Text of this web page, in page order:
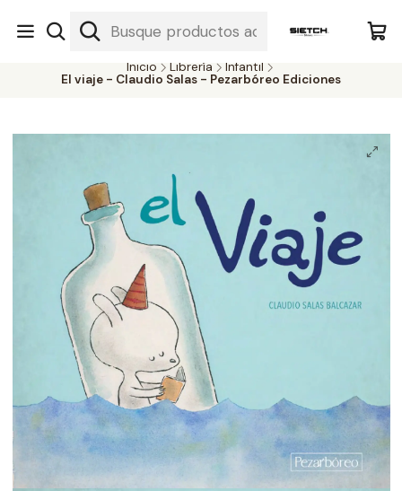
Nuestra librería - Serrano 317 local 3 - Limache.
#SomospartedelSietch
Inicio Librería
Infantil
El viaje - Claudio Salas - Pezarbóreo Ediciones